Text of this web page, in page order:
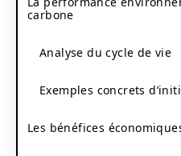
carbone
Analyse du cycle de vie
Exemples concrets
Les bénéfices